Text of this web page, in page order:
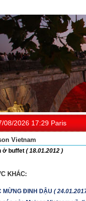
08/2026 17:29 Paris
Vietnam
ở buffet ( 18.01.2012 )
KHÁC:
MỪNG ĐINH DẬU (